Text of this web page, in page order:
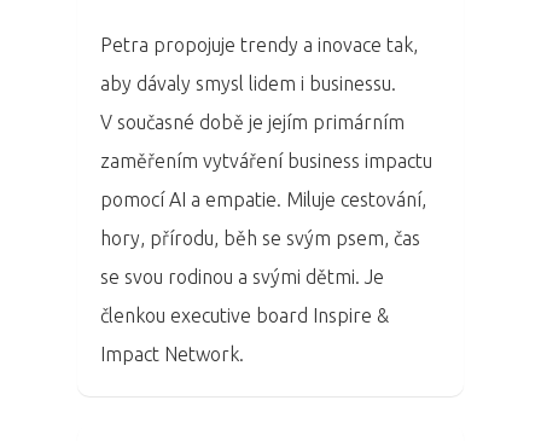
Petra propojuje trendy a inovace tak,
aby dávaly smysl lidem i businessu.
V současné době je jejím primárním
zaměřením vytváření business impactu
pomocí AI a empatie. Miluje cestování,
hory, přírodu, běh se svým psem, čas
se svou rodinou a svými dětmi. Je
členkou executive board Inspire &
Impact Network.